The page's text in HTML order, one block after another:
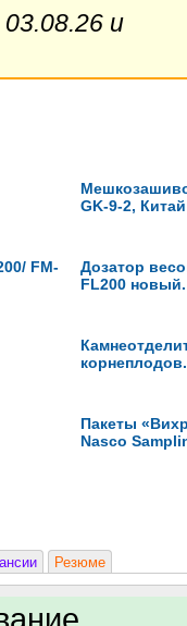
и
GK-9-2, Китай
FM-
Дозатор
FL200 новый.
корнеплодов.
Пакеты
Nasco
Резюме